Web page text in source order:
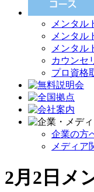
メンタル
メンタル
メンタル
カウンセ
プロ資格
企業の方
メディア
2月2日メ